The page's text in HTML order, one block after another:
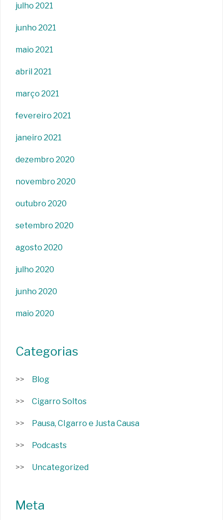
julho 2021
junho 2021
maio 2021
abril 2021
março 2021
fevereiro 2021
janeiro 2021
dezembro 2020
novembro 2020
outubro 2020
setembro 2020
agosto 2020
julho 2020
junho 2020
maio 2020
Categorias
Blog
Cigarro Soltos
Pausa, CIgarro e Justa Causa
Podcasts
Uncategorized
Meta